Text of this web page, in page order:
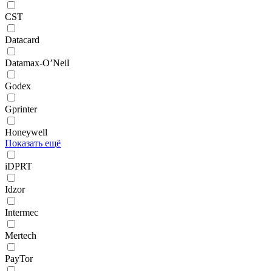
CST
Datacard
Datamax-O’Neil
Godex
Gprinter
Honeywell
Показать ещё
iDPRT
Idzor
Intermec
Mertech
PayTor